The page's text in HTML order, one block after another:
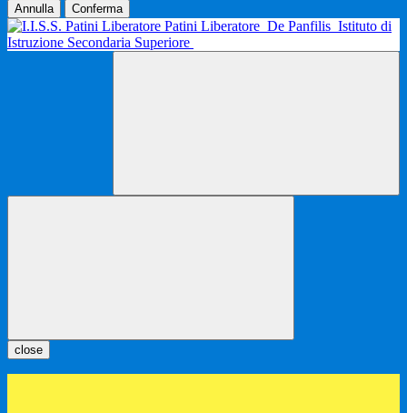
Annulla Conferma
Patini Liberatore De Panfilis Istituto di
Istruzione Secondaria Superiore
close